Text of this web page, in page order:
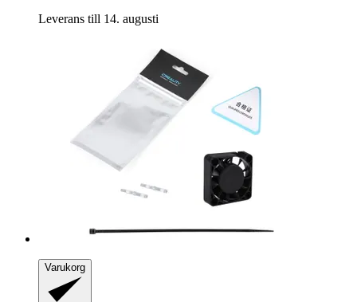
Leverans till 14. augusti
Varukorg